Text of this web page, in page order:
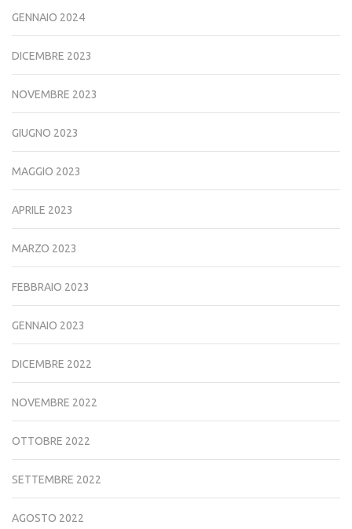
GENNAIO 2024
DICEMBRE 2023
NOVEMBRE 2023
GIUGNO 2023
MAGGIO 2023
APRILE 2023
MARZO 2023
FEBBRAIO 2023
GENNAIO 2023
DICEMBRE 2022
NOVEMBRE 2022
OTTOBRE 2022
SETTEMBRE 2022
AGOSTO 2022